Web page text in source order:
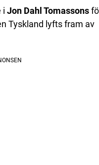
i Jon Dahl Tomassons
Tyskland lyfts fram av